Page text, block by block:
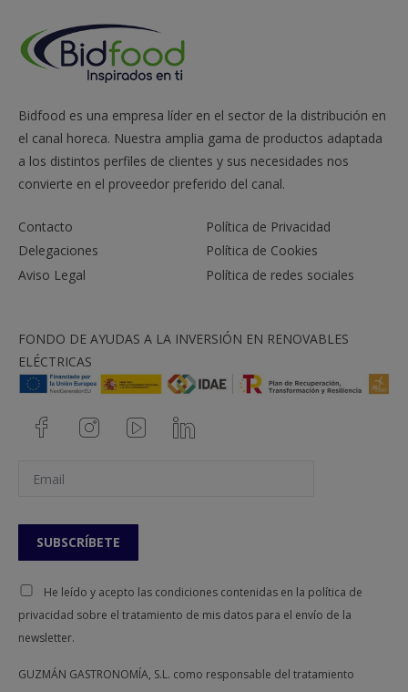
Bidfood es una empresa líder en el sector de la distribución en
el canal horeca. Nuestra amplia gama de productos adaptada
a los distintos perfiles de clientes y sus necesidades nos
convierte en el proveedor preferido del canal.
Contacto
Política de Privacidad
Delegaciones
Política de Cookies
Aviso Legal
Política de redes sociales
FONDO DE AYUDAS A LA INVERSIÓN EN RENOVABLES
ELÉCTRICAS
He leído y acepto las condiciones contenidas en la política de
privacidad sobre el tratamiento de mis datos para el envío de la
newsletter.
GUZMÁN GASTRONOMÍA, S.L. como responsable del tratamiento